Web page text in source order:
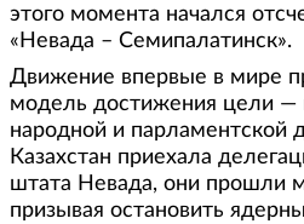
этого момента начался
«Невада – Семипалатинск».
Движение впервые в мире
модель достижения цели —
народной и парламентской
Казахстан приехала
штата Невада, они прошли
призывая остановить